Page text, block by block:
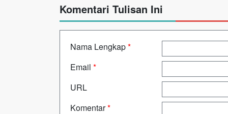
Komentari Tulisan Ini
Nama Lengkap*
Email *
URL
Komentar*